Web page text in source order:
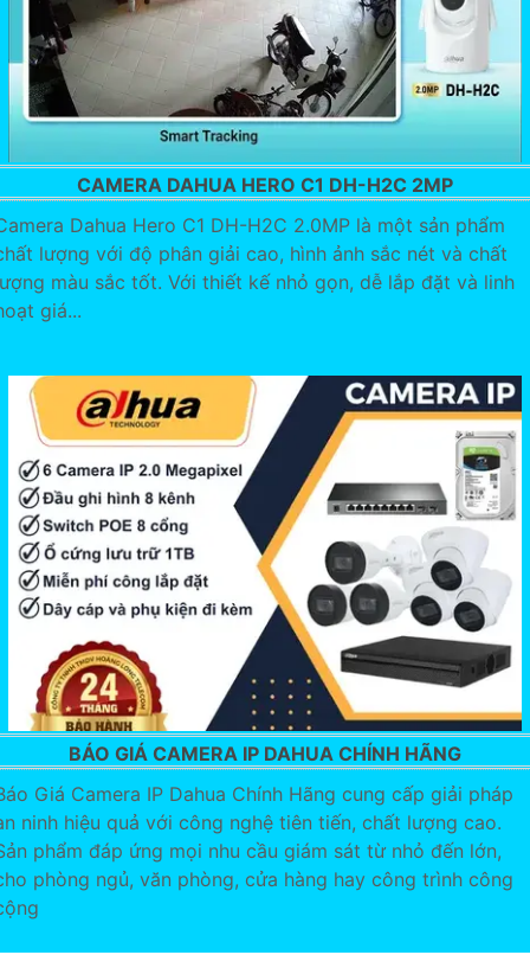
CAMERA DAHUA HERO C1 DH-H2C 2MP
Dahua Hero C1 DH-H2C 2.0MP là một sản phẩm
lượng với độ phân giải cao, hình ảnh sắc nét và chất
màu sắc tốt. Với thiết kế nhỏ gọn, dễ lắp đặt và linh
giá...
BÁO GIÁ CAMERA IP DAHUA CHÍNH HÃNG
Giá Camera IP Dahua Chính Hãng cung cấp giải pháp
ninh hiệu quả với công nghệ tiên tiến, chất lượng cao.
phẩm đáp ứng mọi nhu cầu giám sát từ nhỏ đến lớn,
phòng ngủ, văn phòng, cửa hàng hay công trình công